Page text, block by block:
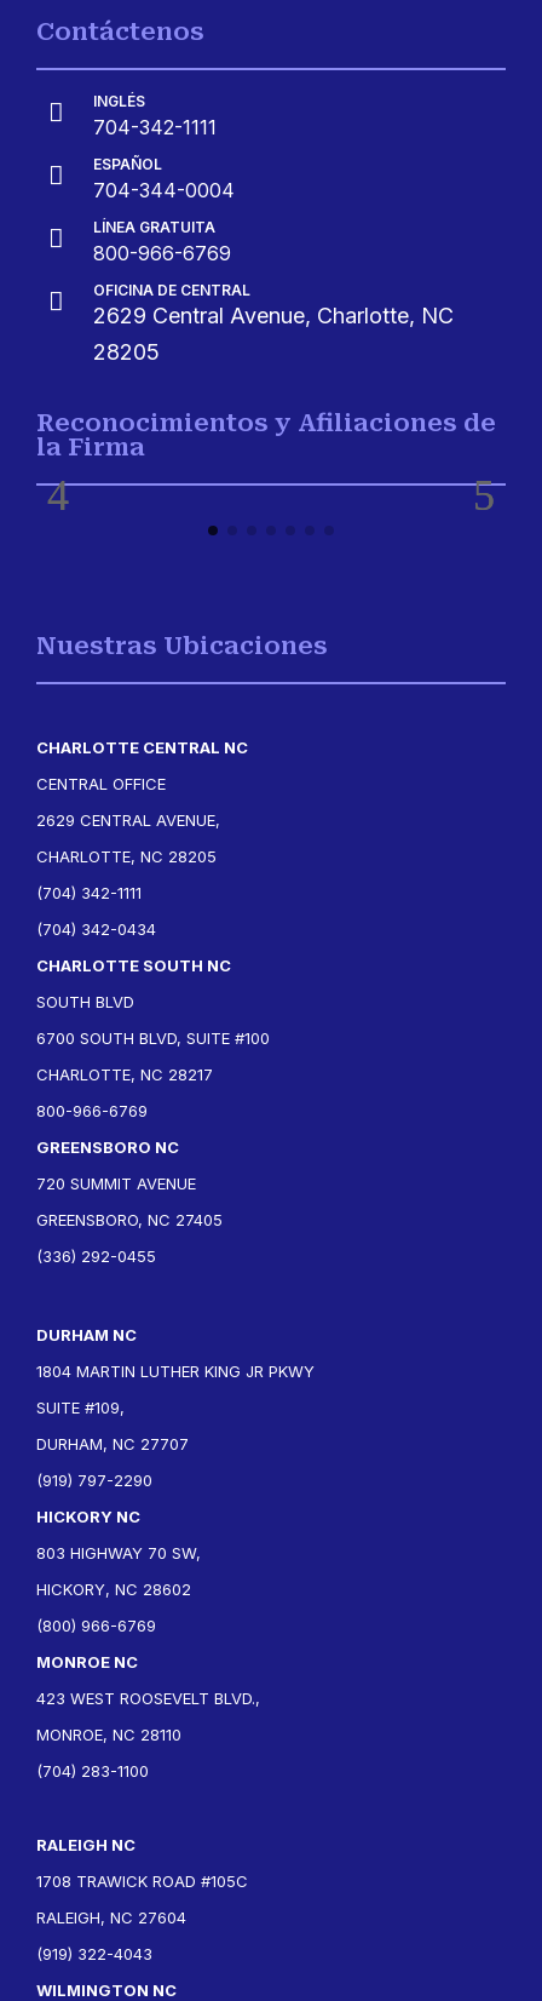
Contáctenos
 INGLÉS
704-342-1111
 ESPAÑOL
704-344-0004
 LÍNEA GRATUITA
800-966-6769
 OFICINA DE CENTRAL
2629 Central Avenue, Charlotte, NC
28205
Reconocimientos y Afiliaciones de
la Firma
Nuestras Ubicaciones
CHARLOTTE CENTRAL NC
CENTRAL OFFICE
2629 CENTRAL AVENUE,
CHARLOTTE, NC 28205
(704) 342-1111
(704) 342-0434
CHARLOTTE SOUTH NC
SOUTH BLVD
6700 SOUTH BLVD, SUITE #100
CHARLOTTE, NC 28217
800-966-6769
GREENSBORO NC
720 SUMMIT AVENUE
GREENSBORO, NC 27405
(336) 292-0455
DURHAM NC
1804 MARTIN LUTHER KING JR PKWY
SUITE #109,
DURHAM, NC 27707
(919) 797-2290
HICKORY NC
803 HIGHWAY 70 SW,
HICKORY, NC 28602
(800) 966-6769
MONROE NC
423 WEST ROOSEVELT BLVD.,
MONROE, NC 28110
(704) 283-1100
RALEIGH NC
1708 TRAWICK ROAD #105C
RALEIGH, NC 27604
(919) 322-4043
WILMINGTON NC